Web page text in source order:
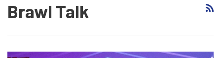
Brawl Talk